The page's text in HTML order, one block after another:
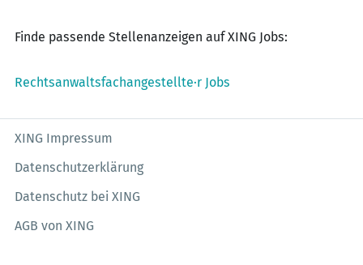
Finde passende Stellenanzeigen auf XING Jobs:
Rechtsanwaltsfachangestellte·r Jobs
XING Impressum
Datenschutzerklärung
Datenschutz bei XING
AGB von XING